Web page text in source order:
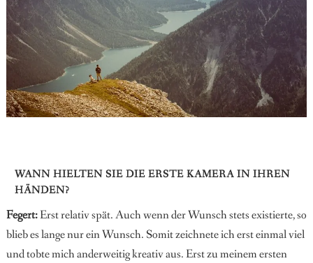
WANN HIELTEN SIE DIE ERSTE KAMERA IN IHREN
HÄNDEN?
Fegert:Erst relativ spät. Auch wenn der Wunsch stets existierte, so
blieb es lange nur ein Wunsch. Somit zeichnete ich erst einmal viel
und tobte mich anderweitig kreativ aus. Erst zu meinem ersten